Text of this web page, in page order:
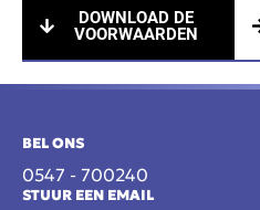
DOWNLOAD DE
VOORWAARDEN
BEL ONS
0547 - 700240
STUUR EEN EMAIL